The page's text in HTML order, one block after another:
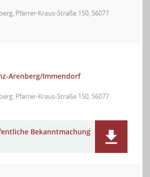
Pfarrer-Kraus-Straße 150, 56077
Arenberg/Immendorf
Pfarrer-Kraus-Straße 150, 56077
Bekanntmachung